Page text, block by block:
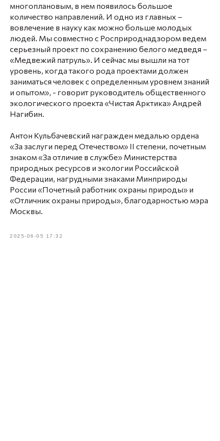
многоплановым, в нем появилось большое
количество направлений. И одно из главных –
вовлечение в науку как можно больше молодых
людей. Мы совместно с Росприроднадзором ведем
серьезный проект по сохранению белого медведя –
«Медвежий патруль». И сейчас мы вышли на тот
уровень, когда такого рода проектами должен
заниматься человек с определенным уровнем знаний
и опытом», - говорит руководитель общественного
экологического проекта «Чистая Арктика» Андрей
Нагибин.
Антон Кульбачевский награжден медалью ордена
«За заслуги перед Отечеством» II степени, почетным
знаком «За отличие в службе» Министерства
природных ресурсов и экологии Российской
Федерации, нагрудными знаками Минприроды
России «Почетный работник охраны природы» и
«Отличник охраны природы», благодарностью мэра
Москвы.
2025-06-05 17:32